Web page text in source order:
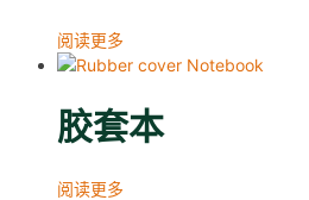
阅读更多
胶套本
阅读更多